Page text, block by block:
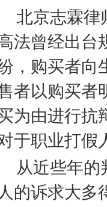
北京志霖律
法曾经出台
，购买者向
者以购买者
为由进行抗
于职业打假
从近些年的
人的诉求大多